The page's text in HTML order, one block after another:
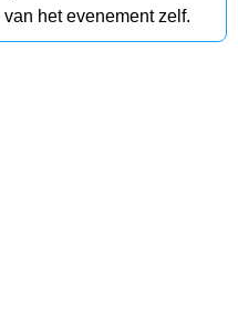
het evenement zelf.